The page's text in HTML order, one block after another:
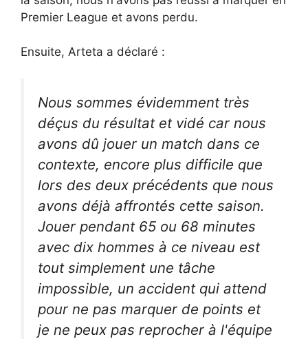
Premier League et avons perdu.
Ensuite, Arteta a déclaré :
Nous sommes évidemment très
déçus du résultat et vidé car nous
avons dû jouer un match dans ce
contexte, encore plus difficile que
lors des deux précédents que nous
avons déjà affrontés cette saison.
Jouer pendant 65 ou 68 minutes
avec dix hommes à ce niveau est
tout simplement une tâche
impossible, un accident qui attend
pour ne pas marquer de points et
je ne peux pas reprocher à l'équipe